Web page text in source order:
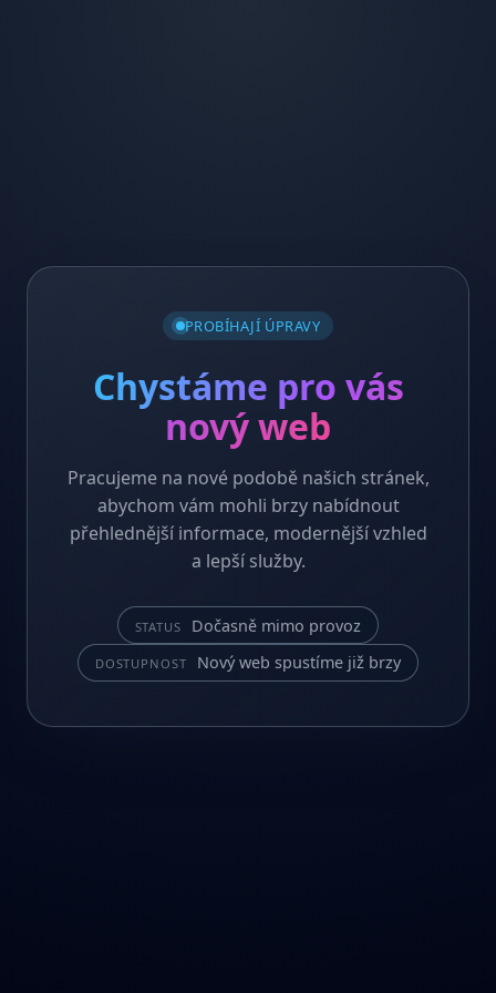
PROBÍHAJÍ ÚPRAVY
Chystáme pro vás
nový web
Pracujeme na nové podobě našich stránek,
abychom vám mohli brzy nabídnout
přehlednější informace, modernější vzhled
a lepší služby.
STATUS Dočasně mimo provoz
DOSTUPNOST Nový web spustíme již brzy